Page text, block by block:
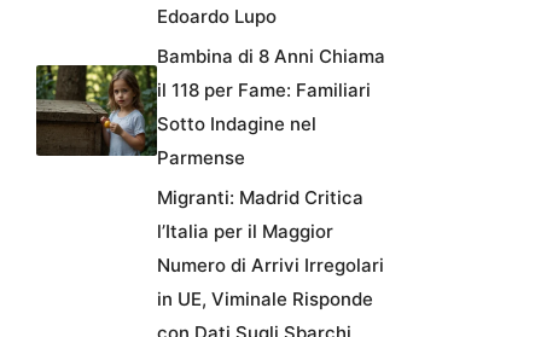
Edoardo Lupo
Bambina di 8 Anni Chiama
il 118 per Fame: Familiari
Sotto Indagine nel
Parmense
Migranti: Madrid Critica
l’Italia per il Maggior
Numero di Arrivi Irregolari
in UE, Viminale Risponde